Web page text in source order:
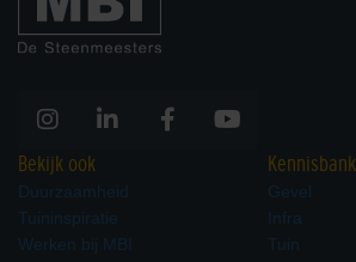
Bekijk ook
Duurzaamheid
Tuininspiratie
Werken bij MBI
Kennisbank
Gevel
Infra
Tuin